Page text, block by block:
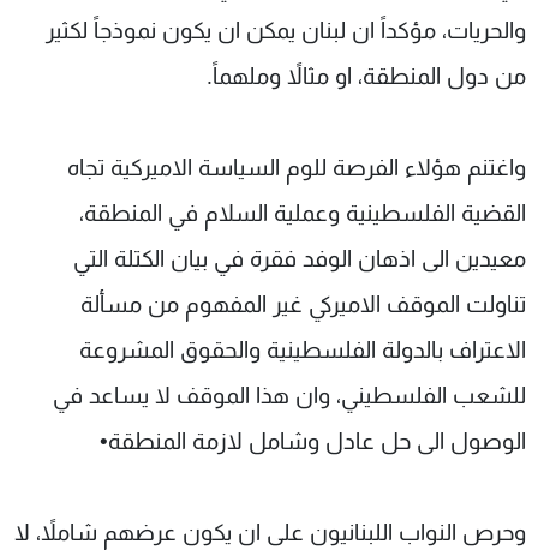
والحريات، مؤكداً ان لبنان يمكن ان يكون نموذجاً لكثير
من دول المنطقة، او مثالاً وملهماً.
واغتنم هؤلاء الفرصة للوم السياسة الاميركية تجاه
القضية الفلسطينية وعملية السلام في المنطقة،
معيدين الى اذهان الوفد فقرة في بيان الكتلة التي
تناولت الموقف الاميركي غير المفهوم من مسألة
الاعتراف بالدولة الفلسطينية والحقوق المشروعة
للشعب الفلسطيني، وان هذا الموقف لا يساعد في
الوصول الى حل عادل وشامل لازمة المنطقة•
وحرص النواب اللبنانيون على ان يكون عرضهم شاملاً، لا